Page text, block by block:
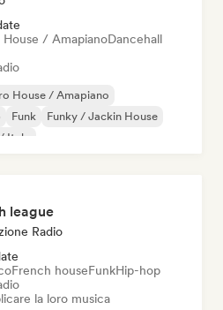
/ AmapianoDancehall
House / Amapiano
Funk
Funky / Jackin House
Italo
league
Radio
French houseFunkHip-hop
la loro musica